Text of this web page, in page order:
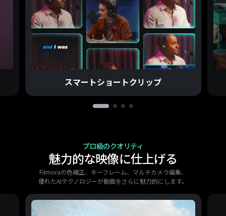
スマートショートクリップ
プロ級のクオリティ
魅力的な映像に仕上げる
Filmoraの色補正、キーフレーム、マルチカメラ編集、
優れたAIテクノロジーが動画をさらに魅力的にします。